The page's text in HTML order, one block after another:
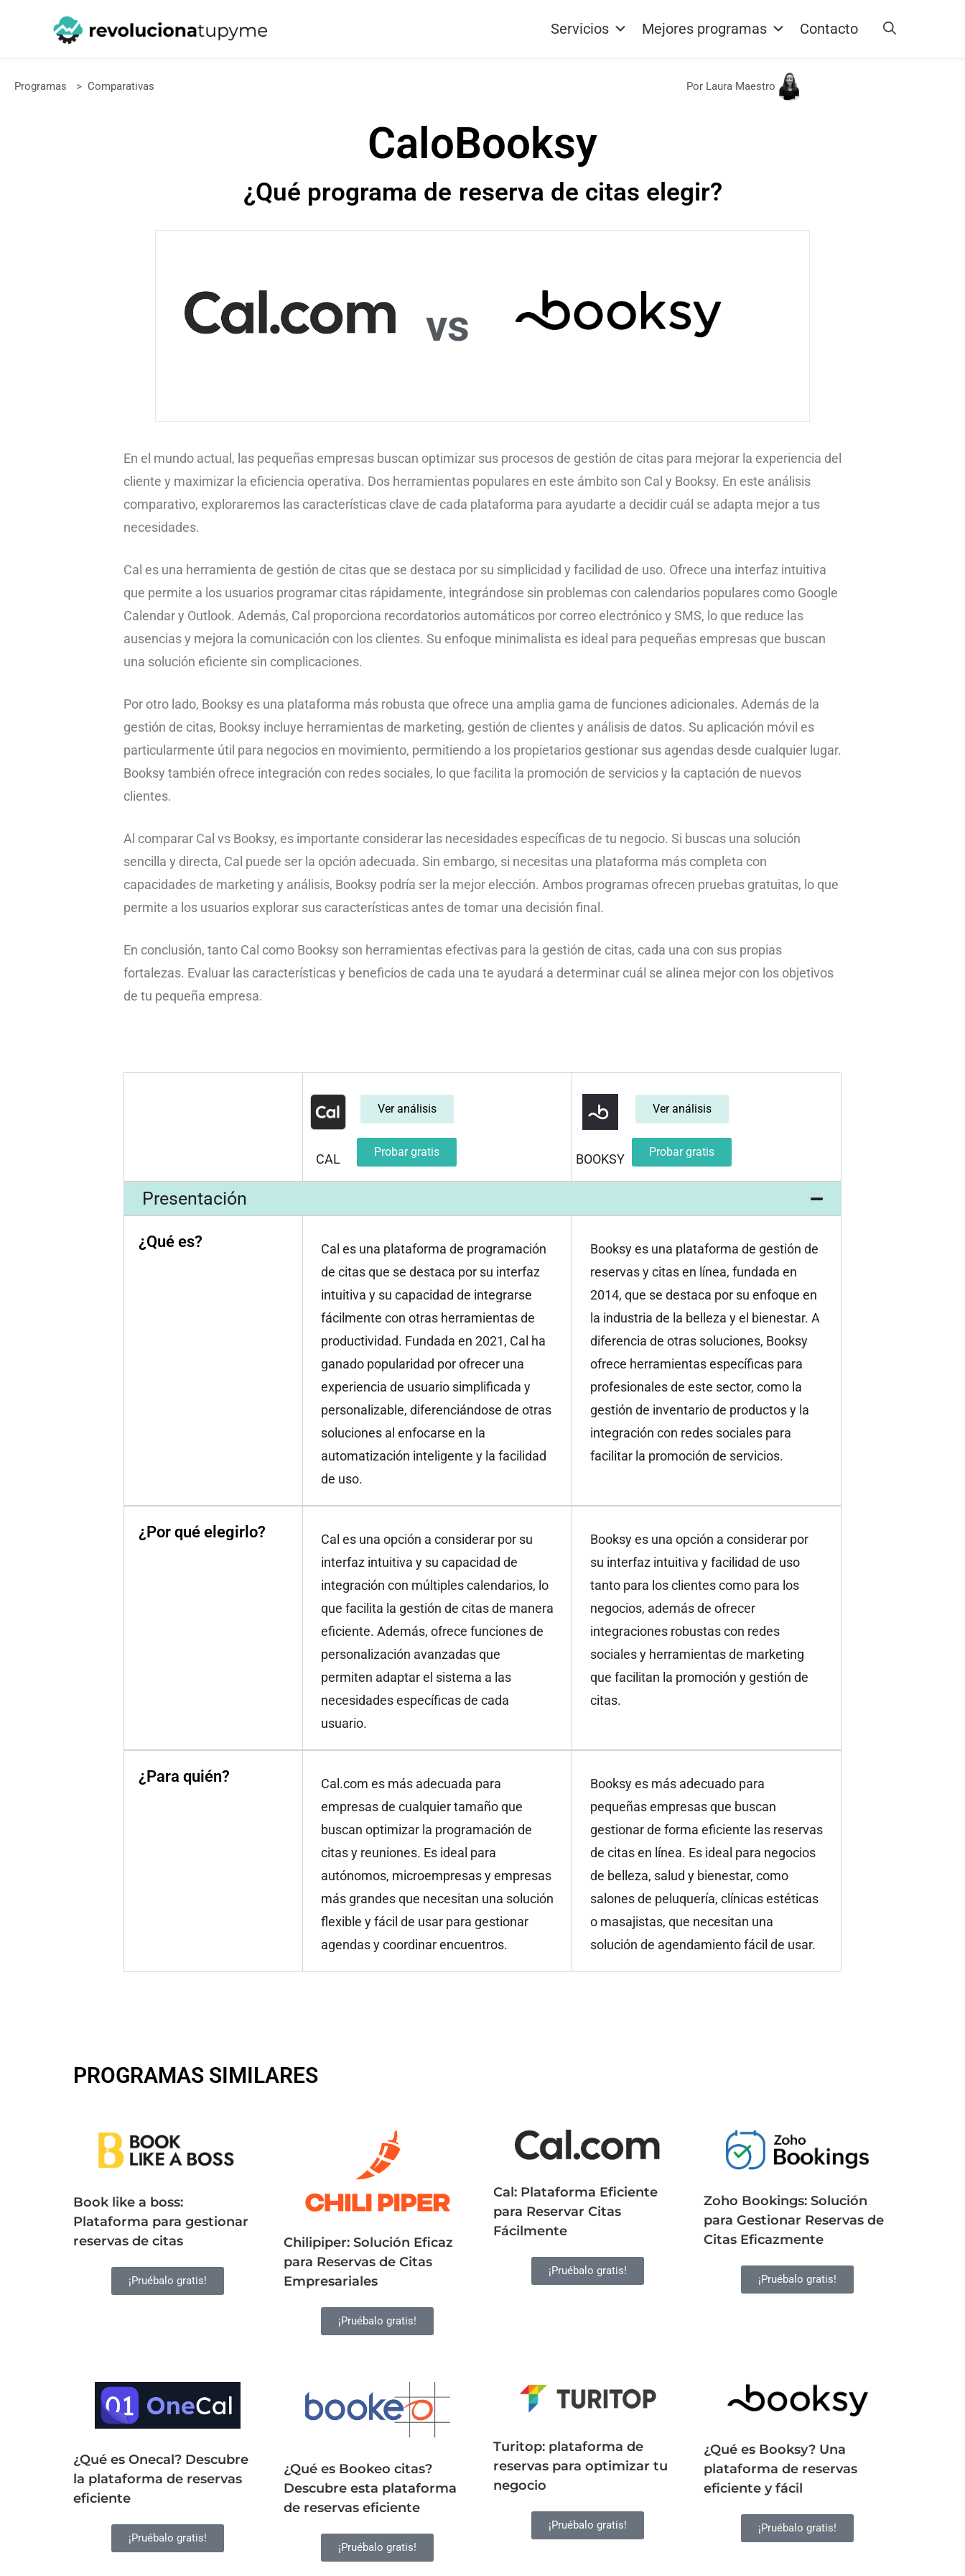
Servicios Mejores programas Contacto
Programas > Comparativas Por Laura Maestro
CaloBooksy
¿Qué programa de reserva de citas elegir?
vs
En el mundo actual, las pequeñas empresas buscan optimizar sus procesos de gestión de citas para mejorar la experiencia del
cliente y maximizar la eficiencia operativa. Dos herramientas populares en este ámbito son Cal y Booksy. En este análisis
comparativo, exploraremos las características clave de cada plataforma para ayudarte a decidir cuál se adapta mejor a tus
necesidades.
Cal es una herramienta de gestión de citas que se destaca por su simplicidad y facilidad de uso. Ofrece una interfaz intuitiva
que permite a los usuarios programar citas rápidamente, integrándose sin problemas con calendarios populares como Google
Calendar y Outlook. Además, Cal proporciona recordatorios automáticos por correo electrónico y SMS, lo que reduce las
ausencias y mejora la comunicación con los clientes. Su enfoque minimalista es ideal para pequeñas empresas que buscan
una solución eficiente sin complicaciones.
Por otro lado, Booksy es una plataforma más robusta que ofrece una amplia gama de funciones adicionales. Además de la
gestión de citas, Booksy incluye herramientas de marketing, gestión de clientes y análisis de datos. Su aplicación móvil es
particularmente útil para negocios en movimiento, permitiendo a los propietarios gestionar sus agendas desde cualquier lugar.
Booksy también ofrece integración con redes sociales, lo que facilita la promoción de servicios y la captación de nuevos
clientes.
Al comparar Cal vs Booksy, es importante considerar las necesidades específicas de tu negocio. Si buscas una solución
sencilla y directa, Cal puede ser la opción adecuada. Sin embargo, si necesitas una plataforma más completa con
capacidades de marketing y análisis, Booksy podría ser la mejor elección. Ambos programas ofrecen pruebas gratuitas, lo que
permite a los usuarios explorar sus características antes de tomar una decisión final.
En conclusión, tanto Cal como Booksy son herramientas efectivas para la gestión de citas, cada una con sus propias
fortalezas. Evaluar las características y beneficios de cada una te ayudará a determinar cuál se alinea mejor con los objetivos
de tu pequeña empresa.
CAL
Ver análisis
Probar gratis BOOKSY
Ver análisis
Probar gratis
Presentación
¿Qué es?
Cal es una plataforma de programación
de citas que se destaca por su interfaz
intuitiva y su capacidad de integrarse
fácilmente con otras herramientas de
productividad. Fundada en 2021, Cal ha
ganado popularidad por ofrecer una
experiencia de usuario simplificada y
personalizable, diferenciándose de otras
soluciones al enfocarse en la
automatización inteligente y la facilidad
de uso.
Booksy es una plataforma de gestión de
reservas y citas en línea, fundada en
2014, que se destaca por su enfoque en
la industria de la belleza y el bienestar. A
diferencia de otras soluciones, Booksy
ofrece herramientas específicas para
profesionales de este sector, como la
gestión de inventario de productos y la
integración con redes sociales para
facilitar la promoción de servicios.
¿Por qué elegirlo?
Cal es una opción a considerar por su
interfaz intuitiva y su capacidad de
integración con múltiples calendarios, lo
que facilita la gestión de citas de manera
eficiente. Además, ofrece funciones de
personalización avanzadas que
permiten adaptar el sistema a las
necesidades específicas de cada
usuario.
Booksy es una opción a considerar por
su interfaz intuitiva y facilidad de uso
tanto para los clientes como para los
negocios, además de ofrecer
integraciones robustas con redes
sociales y herramientas de marketing
que facilitan la promoción y gestión de
citas.
¿Para quién?
Cal.com es más adecuada para
empresas de cualquier tamaño que
buscan optimizar la programación de
citas y reuniones. Es ideal para
autónomos, microempresas y empresas
más grandes que necesitan una solución
flexible y fácil de usar para gestionar
agendas y coordinar encuentros.
Booksy es más adecuado para
pequeñas empresas que buscan
gestionar de forma eficiente las reservas
de citas en línea. Es ideal para negocios
de belleza, salud y bienestar, como
salones de peluquería, clínicas estéticas
o masajistas, que necesitan una
solución de agendamiento fácil de usar.
PROGRAMAS SIMILARES
Book like a boss:
Plataforma para gestionar
reservas de citas
¡Pruébalo gratis!
Chilipiper: Solución Eficaz
para Reservas de Citas
Empresariales
¡Pruébalo gratis!
Cal: Plataforma Eficiente
para Reservar Citas
Fácilmente
¡Pruébalo gratis!
Zoho Bookings: Solución
para Gestionar Reservas de
Citas Eficazmente
¡Pruébalo gratis!
¿Qué es Onecal? Descubre
la plataforma de reservas
eficiente
¡Pruébalo gratis!
¿Qué es Bookeo citas?
Descubre esta plataforma
de reservas eficiente
¡Pruébalo gratis!
Turitop: plataforma de
reservas para optimizar tu
negocio
¡Pruébalo gratis!
¿Qué es Booksy? Una
plataforma de reservas
eficiente y fácil
¡Pruébalo gratis!